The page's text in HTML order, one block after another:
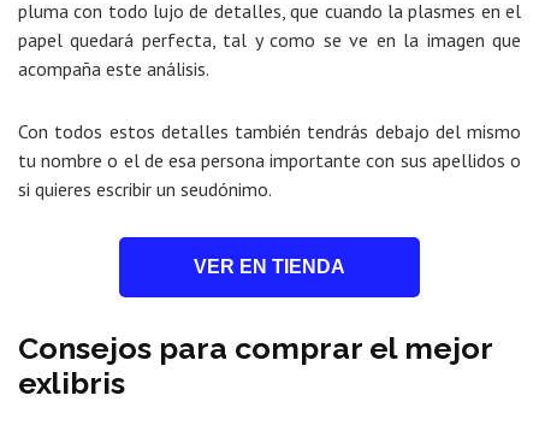
pluma con todo lujo de detalles, que cuando la plasmes en el
papel quedará perfecta, tal y como se ve en la imagen que
acompaña este análisis.
Con todos estos detalles también tendrás debajo del mismo
tu nombre o el de esa persona importante con sus apellidos o
si quieres escribir un seudónimo.
VER EN TIENDA
Consejos para comprar el mejor
exlibris